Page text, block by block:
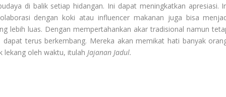
di balik setiap hidangan. Ini dapat meningkatkan apresiasi.
dengan koki atau influencermakanan juga bisa
lebih luas. Dengan mempertahankan akar tradisional namun
terus berkembang. Mereka akan memikat hati banyak
lekang oleh waktu, itulahJajanan Jadul.